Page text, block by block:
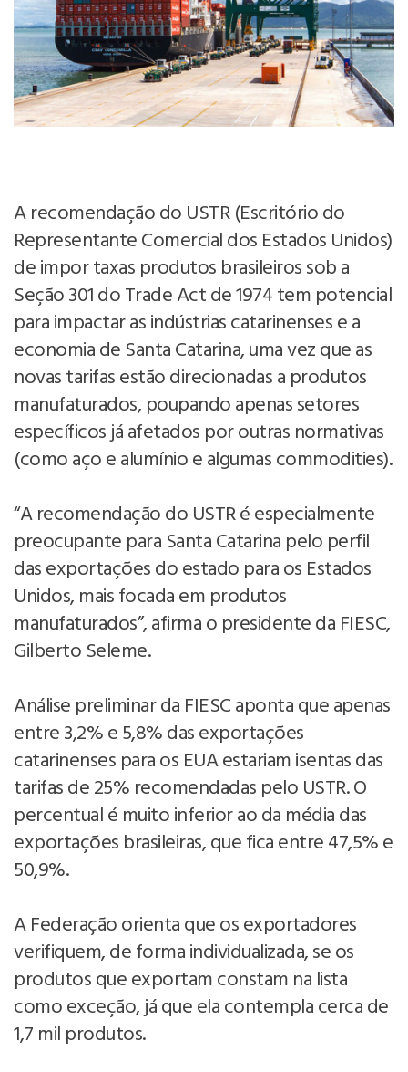
A recomendação do USTR (Escritório do
Representante Comercial dos Estados Unidos)
de impor taxas produtos brasileiros sob a
Seção 301 do Trade Act de 1974 tem potencial
para impactar as indústrias catarinenses e a
economia de Santa Catarina, uma vez que as
novas tarifas estão direcionadas a produtos
manufaturados, poupando apenas setores
específicos já afetados por outras normativas
(como aço e alumínio e algumas commodities).
“A recomendação do USTR é especialmente
preocupante para Santa Catarina pelo perfil
das exportações do estado para os Estados
Unidos, mais focada em produtos
manufaturados”, afirma o presidente da FIESC,
Gilberto Seleme.
Análise preliminar da FIESC aponta que apenas
entre 3,2% e 5,8% das exportações
catarinenses para os EUA estariam isentas das
tarifas de 25% recomendadas pelo USTR. O
percentual é muito inferior ao da média das
exportações brasileiras, que fica entre 47,5% e
50,9%.
A Federação orienta que os exportadores
verifiquem, de forma individualizada, se os
produtos que exportam constam na lista
como exceção, já que ela contempla cerca de
1,7 mil produtos.